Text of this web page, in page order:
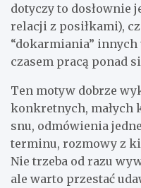
dotyczy to dosłownie
relacji z posiłkami),
“dokarmiania” innych
czasem pracą ponad
Ten motyw dobrze
konkretnych, małych
snu, odmówienia
terminu, rozmowy z
Nie trzeba od razu
ale warto przestać